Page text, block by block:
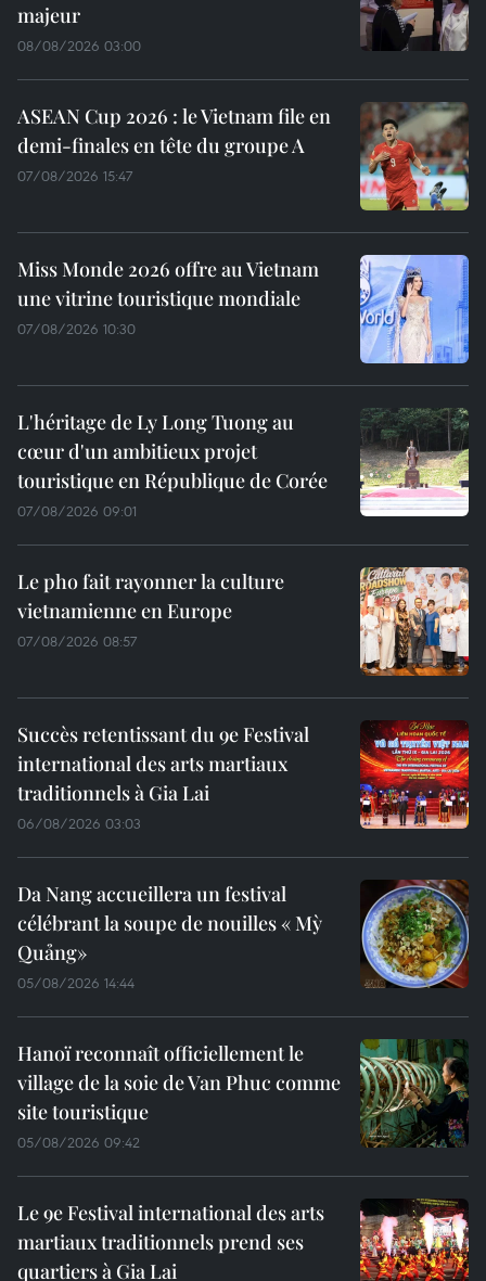
majeur
08/08/2026 03:00
ASEAN Cup 2026 : le Vietnam file en
demi-finales en tête du groupe A
07/08/2026 15:47
Miss Monde 2026 offre au Vietnam
une vitrine touristique mondiale
07/08/2026 10:30
L'héritage de Ly Long Tuong au
cœur d'un ambitieux projet
touristique en République de Corée
07/08/2026 09:01
Le pho fait rayonner la culture
vietnamienne en Europe
07/08/2026 08:57
Succès retentissant du 9e Festival
international des arts martiaux
traditionnels à Gia Lai
06/08/2026 03:03
Da Nang accueillera un festival
célébrant la soupe de nouilles « Mỳ
Quảng»
05/08/2026 14:44
Hanoï reconnaît officiellement le
village de la soie de Van Phuc comme
site touristique
05/08/2026 09:42
Le 9e Festival international des arts
martiaux traditionnels prend ses
quartiers à Gia Lai